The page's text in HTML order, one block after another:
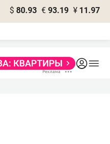
$ 80.93 € 93.19 ¥ 11.97